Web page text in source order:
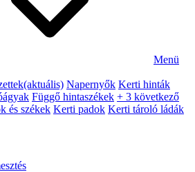
Menü
(aktuális) Napernyők Kerti hinták
Függő hintaszékek + 3 következő
és székek Kerti padok Kerti tároló ládák